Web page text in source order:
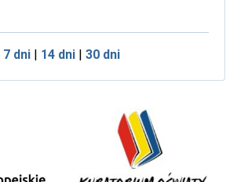
7 dni| 14 dni| 30 dni